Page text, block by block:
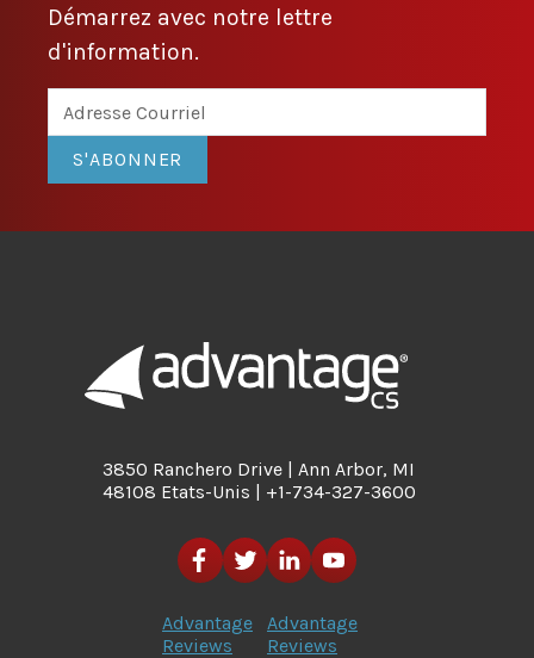
Démarrez avec notre lettre
d'information.
S'ABONNER
3850 Ranchero Drive | Ann Arbor, MI
48108 Etats-Unis | +1-734-327-3600
Advantage
Reviews
Advantage
Reviews